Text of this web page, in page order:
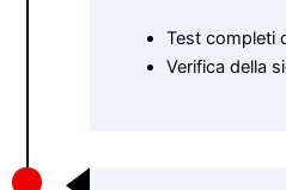
Test completi
Verifica della